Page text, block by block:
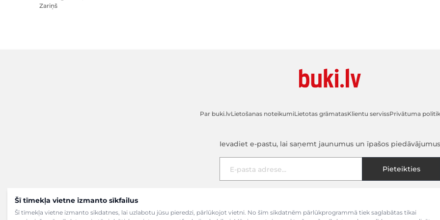
Šī tīmekļa vietne izmanto sīkfailus
Šī tīmekļa vietne izmanto sīkdatnes, lai uzlabotu jūsu pieredzi, pārlūkojot vietni. No šīm sīkdatnēm pārlūkprogrammā tiek saglabātas tikai
Zariņš
Par buki.lvLietošanas noteikumiLietotas grāmatasKlientu servissPrivātuma
Ievadiet e-pastu, lai saņemt jaunumus un īpašos piedāvājumus
Pieteikties